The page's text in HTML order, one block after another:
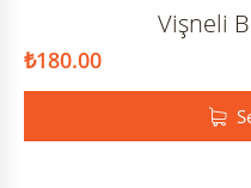
Vişneli
₺180.00